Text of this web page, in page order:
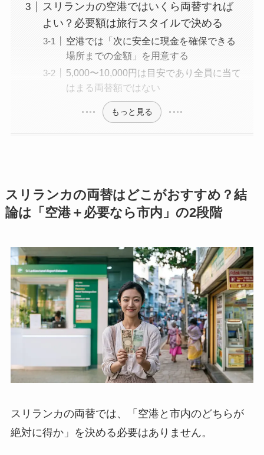
スリランカの空港ではいくら両替すれば
よい？必要額は旅行スタイルで決める
空港では「次に安全に現金を確保できる
場所までの金額」を用意する
5,000〜10,000円は目安であり全員に当て
はまる両替額ではない
もっと見る
スリランカの両替はどこがおすすめ？結
論は「空港＋必要なら市内」の2段階
スリランカの両替では、「空港と市内のどちらが
絶対に得か」を決める必要はありません。